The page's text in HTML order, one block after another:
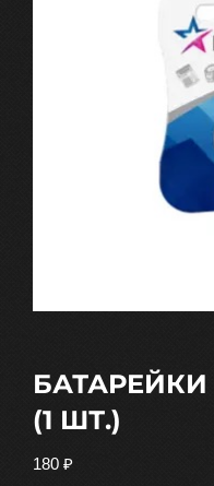
БАТАРЕЙКИ
(1 ШТ.)
180 ₽